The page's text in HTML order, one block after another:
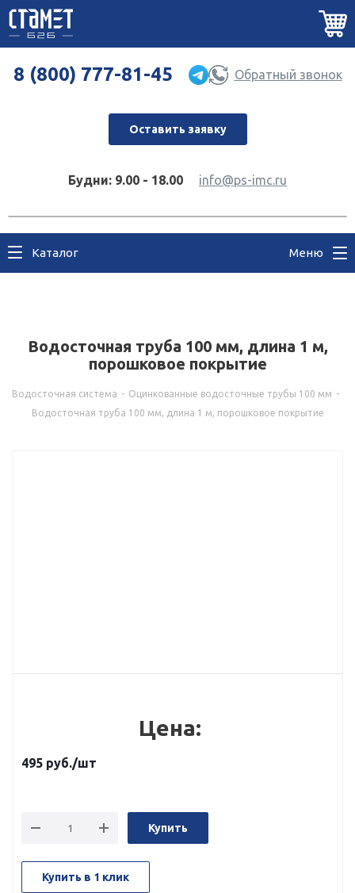
8 (800) 777-81-45 Обратный звонок
Оставить заявку
Будни: 9.00 - 18.00 info@ps-imc.ru
Каталог Меню
Водосточная труба 100 мм, длина 1 м,
порошковое покрытие
Водосточная система - Оцинкованные водосточные трубы 100 мм -
Водосточная труба 100 мм, длина 1 м, порошковое покрытие
Цена:
495 руб./шт
Купить
Купить в 1 клик